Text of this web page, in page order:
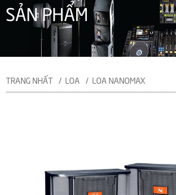
SẢN PHẨM
TRANG NHẤT LOA LOA NANOMAX